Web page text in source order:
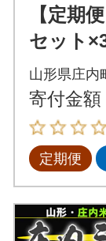
【定期
セット
ン 簡単
中旬発
山形県庄内
寄付金額
定期便